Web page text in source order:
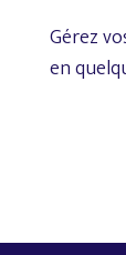
Gérez
en